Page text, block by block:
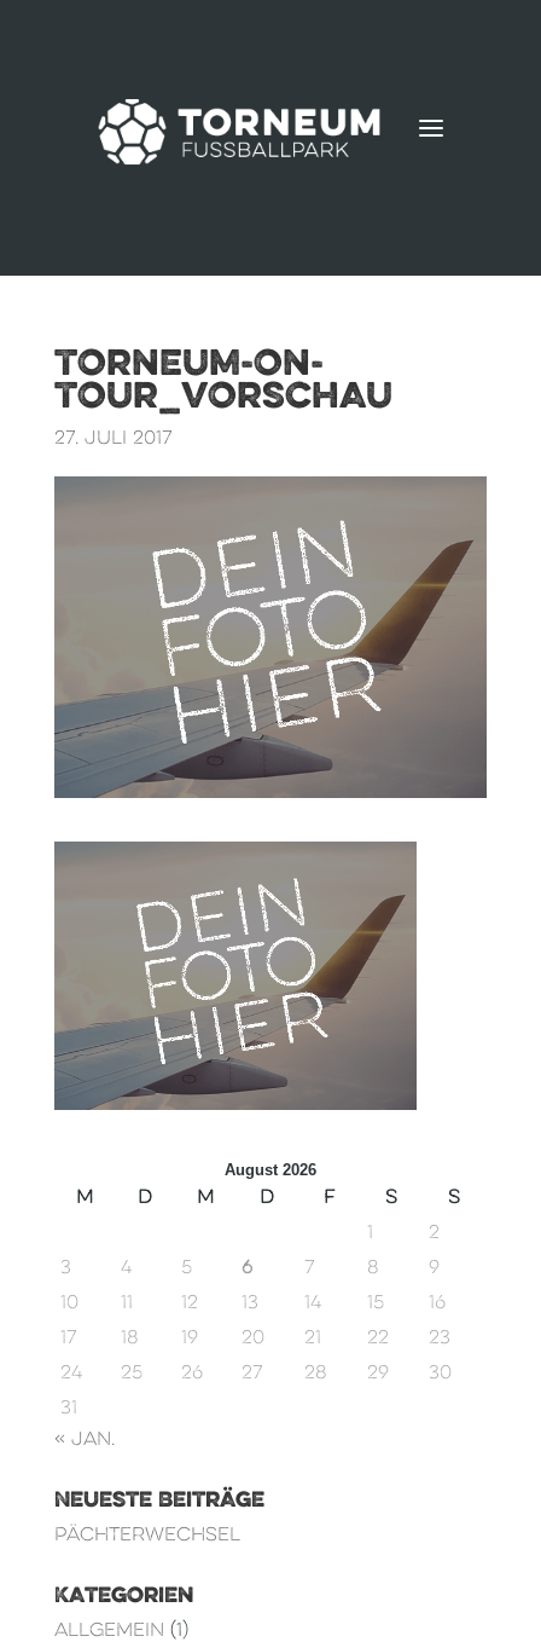
a
Torneum-on-
Tour_vorschau
27. Juli 2017
August 2026
M D M D F S
S
1
2
3
4 5 6 7 8
9
10
11 12 13 14 15
16
17
18 19 20 21 22
23
24
25 26 27 28 29
30
31
« Jan.
Neueste Beiträge
Pächterwechsel
Kategorien
Allgemein (1)